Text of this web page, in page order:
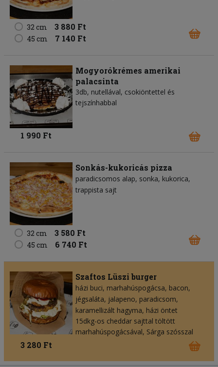
32 cm 3 880 Ft
45 cm 7 140 Ft
Mogyorókrémes amerikai
palacsinta
3db, nutellával, csokiöntettel és
tejszínhabbal
1 990 Ft
Sonkás-kukoricás pizza
paradicsomos alap sonka kukorica
trappista sajt
32 cm 3 580 Ft
45 cm 6 740 Ft
Szaftos Lüszi burger
házi buci marhahúspogácsa bacon
jégsaláta jalapeno paradicsom
karamellizált hagyma házi öntet
15dkg-os cheddar sajttal töltött
marhahúspogácsával, Sárga szósszal
3 280 Ft